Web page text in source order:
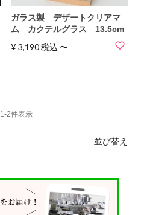
ガラス製 デザートクリアマ
ム カクテルグラス 13.5cm
¥ 3,190税込 〜
並び替え
1-2件表示